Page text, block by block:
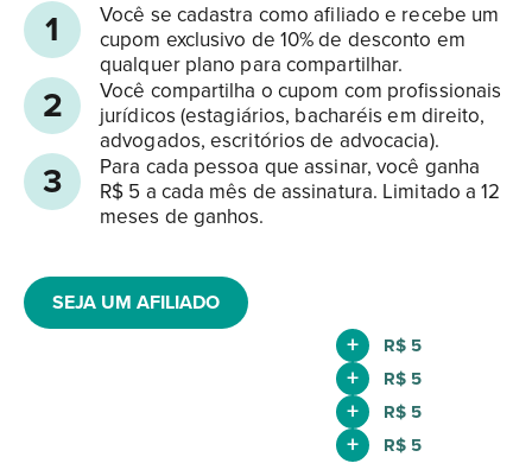
1
Você se cadastra como afiliado e recebe um
cupom exclusivo de 10% de desconto em
qualquer plano para compartilhar.
2
Você compartilha o cupom com profissionais
jurídicos (estagiários, bacharéis em direito,
advogados, escritórios de advocacia).
3
Para cada pessoa que assinar, você ganha
R$ 5 a cada mês de assinatura. Limitado a 12
meses de ganhos.
SEJA UM AFILIADO
+ R$ 5
+ R$ 5
+ R$ 5
+ R$ 5